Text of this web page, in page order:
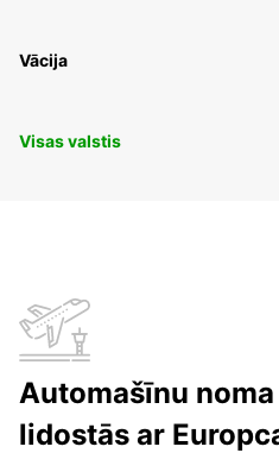
Vācija
Visas valstis
Automašīnu
lidostās ar